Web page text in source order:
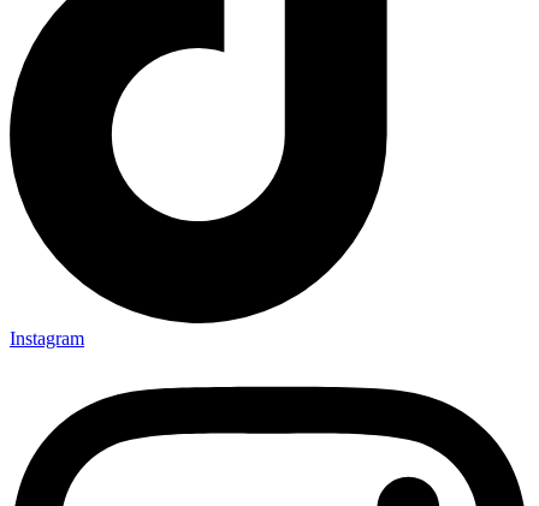
Instagram